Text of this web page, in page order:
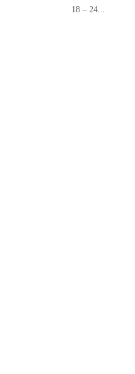
18 – 24...